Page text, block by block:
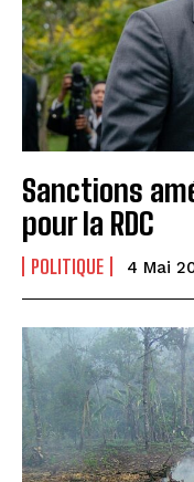
Sanctions
pour la RDC
POLITIQUE 4 Mai